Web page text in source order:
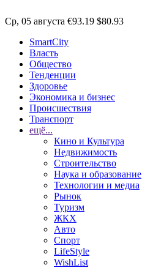
Ср, 05 августа €93.19 $80.93
SmartCity
Власть
Общество
Тенденции
Здоровье
Экономика и бизнес
Происшествия
Транспорт
ещё...
Кино и Культура
Недвижимость
Строительство
Наука и образование
Технологии и медиа
Рынок
Туризм
ЖКХ
Авто
Спорт
LifeStyle
WishList